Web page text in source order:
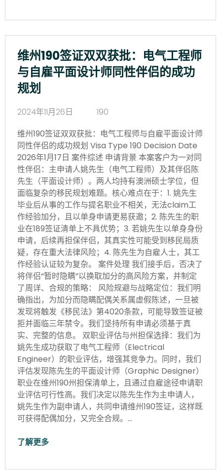
维州190签证双双获批：电气工程师
与自雇平面设计师同性伴侣的成功
规划
2024年11月26日
190
维州190签证双双获批：电气工程师与自雇平面设计师
同性伴侣的成功规划 Visa Type 190 Decision Date
2026年1月17日 案件综述 申请背景 本案客户为一对同
性伴侣：主申请人姚先生（电气工程师）及其伴侣陈
先生（平面设计师）。两人均持有澳洲硕士学位，但
面临复杂的移民规划难题。核心难点在于：1. 姚先生
毕业后从事的工作与提名职业不相关，无法claim工
作经验加分，且以单身申请更易获邀；2. 陈先生的职
业在189签证清单上不具优势；3. 若姚先生以单身身份
申请，后续再担保伴侣，其真实性可能受到移民局质
疑，存在重大法律风险；4. 陈先生为自雇人士，其工
作经验认证较为复杂。 案件处理 我们接手后，否决了
将伴侣“暂时隐瞒”以换取加分的高风险方案，并制定
了周详、合规的策略： 风险规避与战略定位：我们明
确指出，为加分而隐瞒配偶关系属虚假陈述，一旦被
发现将触发《移民法》第4020条款，可能导致签证被
拒并面临三年禁令。我们坚持所有申请必须基于真
实、完整的信息。 双职业评估与州担保选择：我们为
姚先生成功获取了电气工程师（Electrical
Engineer）的职业评估，增强其竞争力。同时，我们
评估发现陈先生的平面设计师（Graphic Designer）
职业在维州190州担保清单上，且通过自雇途径申请职
业评估可行性高。我们决定以陈先生作为主申请人，
姚先生作为副申请人，共同申请维州190签证，这样既
可获得配偶加分，又完全合规。…
了解更多